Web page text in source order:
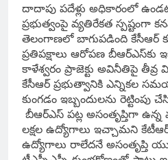
దాదాపు పదేళ్లు అధికారంలో
ప్రభుత్వంపై వ్యతిరేకత స్పష్టంగా
తెలంగాణలో బాగుపడింది కేసీఆర్‌
ప్రతిపక్షాలు ఆరోపణ బీఆర్‌ఎస్‌కు
కాళేశ్వరం ప్రాజెక్టు అవినీతిపై తీవ్ర
కేసీఆర్‌ ప్రభుత్వానికి ఎన్నికల
కుంగడం ఇబ్బందులను రెట్టింపు
బీఆర్‌ఎస్‌ పట్ల అసంతృప్తిగా
లక్షల ఉద్యోగాలు ఇచ్చామని కేటీఆర్‌
ఉద్యోగాలు రాలేదనే అసంతృప్తి